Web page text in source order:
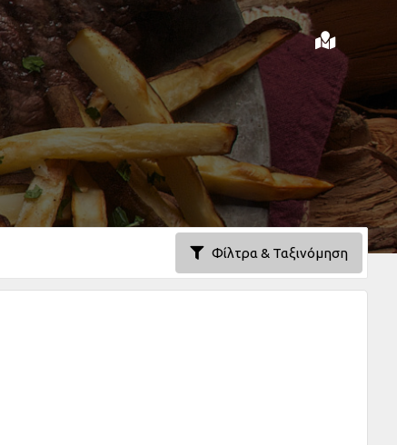
Φίλτρα & Ταξινόμηση